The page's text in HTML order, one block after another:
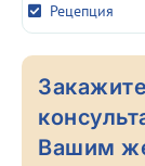
Рецепция
Вашим